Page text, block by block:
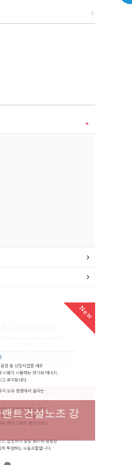
+
New
만도가 책임져
철저한 진상규명
New
트건설노조 강
New
단 사업 이모저
New
전국학교비정
춘천지회장
창단 모임